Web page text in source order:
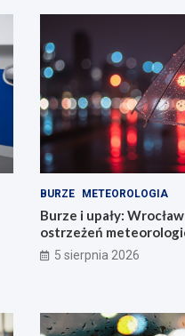
BURZE METEOROLOGIA
Burze i upały:
ostrzeżeń
5 sierpnia 2026